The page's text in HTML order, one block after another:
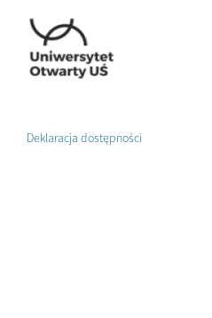
Deklaracja dostępności